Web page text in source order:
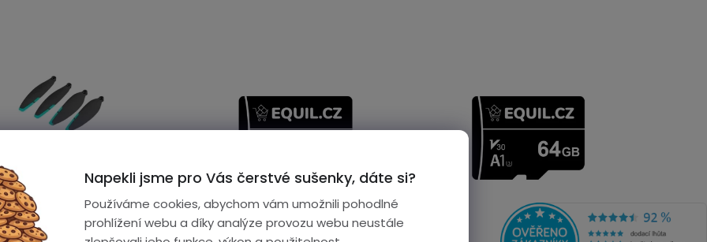
Napekli jsme pro Vás čerstvé sušenky, dáte si?
Používáme cookies, abychom vám umožnili pohodlné
prohlížení webu a díky analýze provozu webu neustále